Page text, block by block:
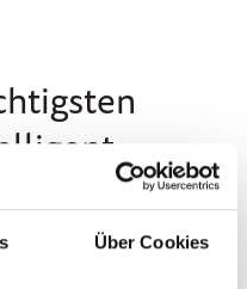
Über Cookies
Processing